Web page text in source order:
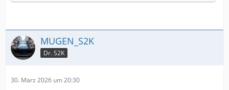
MUGEN_S2K
Dr. S2K
30. März 2026 um 20:30